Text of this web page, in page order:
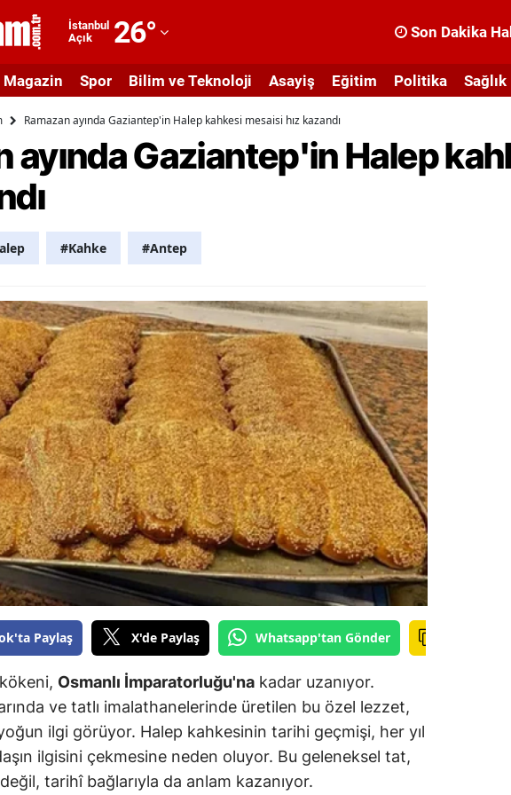
İstanbul
Açık
26°
Adıyaman
Afyonkarahisar
Ağrı
Ankara
Artvin
Aydın
Balıkesir
Bilecik
Bingöl
Bitlis
Bolu
Burdur
Çanakkale
Çankırı
Çorum
Denizli
Diyarbakır
Son Dakika
Magazin Spor Bilim ve Teknoloji Asayiş Eğitim Politika Sağlık
Ramazan ayında Gaziantep'in Halep kahkesi mesaisi hız kazandı
ayında Gaziantep'in Halep
#Kahke #Antep
Paylaş X'de Paylaş Whatsapp'tan Gönder
Osmanlı İmparatorluğu'na kadar uzanıyor.
ve tatlı imalathanelerinde üretilen bu özel lezzet,
ilgi görüyor. Halep kahkesinin tarihi geçmişi, her yıl
ilgisini çekmesine neden oluyor. Bu geleneksel tat,
tarihî bağlarıyla da anlam kazanıyor.